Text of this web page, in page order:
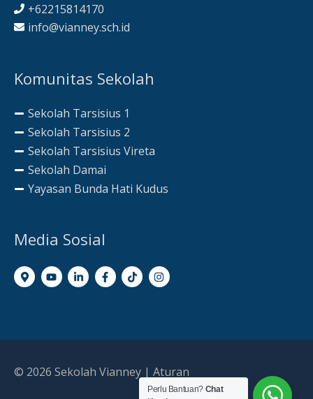
+62215814170
info@vianney.sch.id
Komunitas Sekolah
Sekolah Tarsisius 1
Sekolah Tarsisius 2
Sekolah Tarsisius Vireta
Sekolah Damai
Yayasan Bunda Hati Kudus
Media Sosial
© 2026 Sekolah Vianney | Aturan
Perlu Bantuan? Chat